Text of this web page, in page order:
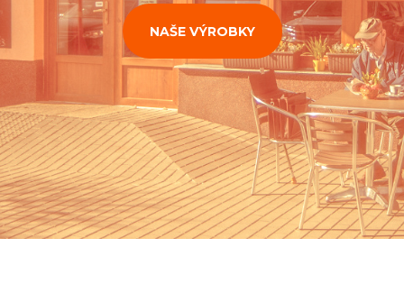
NAŠE VÝROBKY